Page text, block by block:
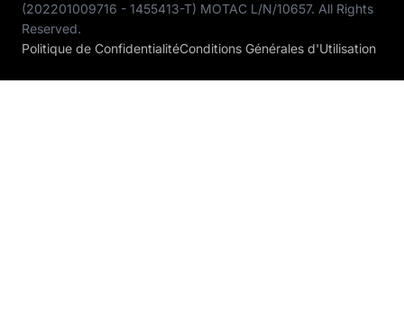
(202201009716 - 1455413-T) MOTAC L/N/10657. All Rights
Reserved.
Politique de ConfidentialitéConditions Générales d'Utilisation